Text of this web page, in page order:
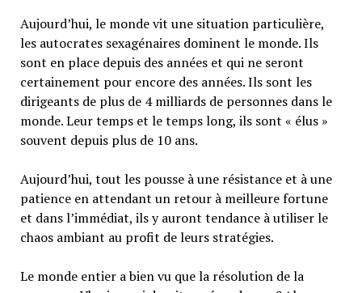
Aujourd’hui, le monde vit une situation particulière,
les autocrates sexagénaires dominent le monde. Ils
sont en place depuis des années et qui ne seront
certainement pour encore des années. Ils sont les
dirigeants de plus de 4 milliards de personnes dans le
monde. Leur temps et le temps long, ils sont « élus »
souvent depuis plus de 10 ans.
Aujourd’hui, tout les pousse à une résistance et à une
patience en attendant un retour à meilleure fortune
et dans l’immédiat, ils y auront tendance à utiliser le
chaos ambiant au profit de leurs stratégies.
Le monde entier a bien vu que la résolution de la